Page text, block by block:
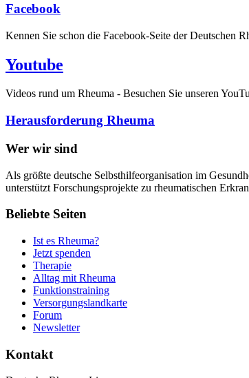
Facebook
Kennen Sie schon die Facebook-Seite der Deutschen
Youtube
Videos rund um Rheuma - Besuchen Sie unseren
Herausforderung Rheuma
Wer wir sind
Als größte deutsche Selbsthilfeorganisation im
unterstützt Forschungsprojekte zu rheumatischen
Beliebte Seiten
Ist es Rheuma?
Jetzt spenden
Therapie
Alltag mit Rheuma
Funktionstraining
Versorgungslandkarte
Forum
Newsletter
Kontakt